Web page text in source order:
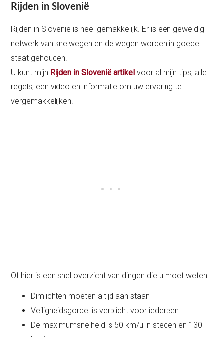
Rijden in Slovenië
Rijden in Slovenië is heel gemakkelijk. Er is een geweldig
netwerk van snelwegen en de wegen worden in goede
staat gehouden.
U kunt mijn Rijden in Slovenië artikel voor al mijn tips, alle
regels, een video en informatie om uw ervaring te
vergemakkelijken.
Of hier is een snel overzicht van dingen die u moet weten:
Dimlichten moeten altijd aan staan
Veiligheidsgordel is verplicht voor iedereen
De maximumsnelheid is 50 km/u in steden en 130